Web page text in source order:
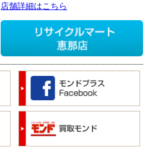
店舗詳細はこちら